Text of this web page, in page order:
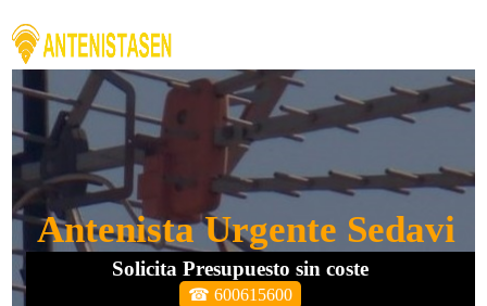
Antenista Urgente Sedavi
Solicita Presupuesto sin coste
☎ 600615600